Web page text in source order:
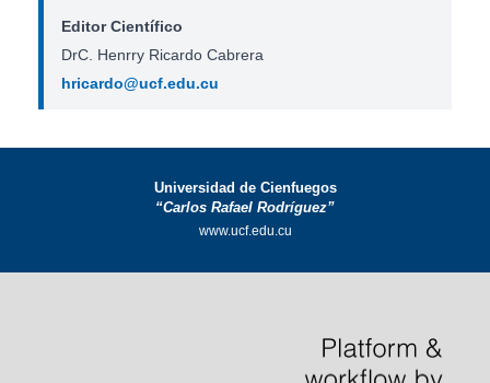
Editor Científico
DrC. Henrry Ricardo Cabrera
hricardo@ucf.edu.cu
Universidad de Cienfuegos
“Carlos Rafael Rodríguez”
www.ucf.edu.cu